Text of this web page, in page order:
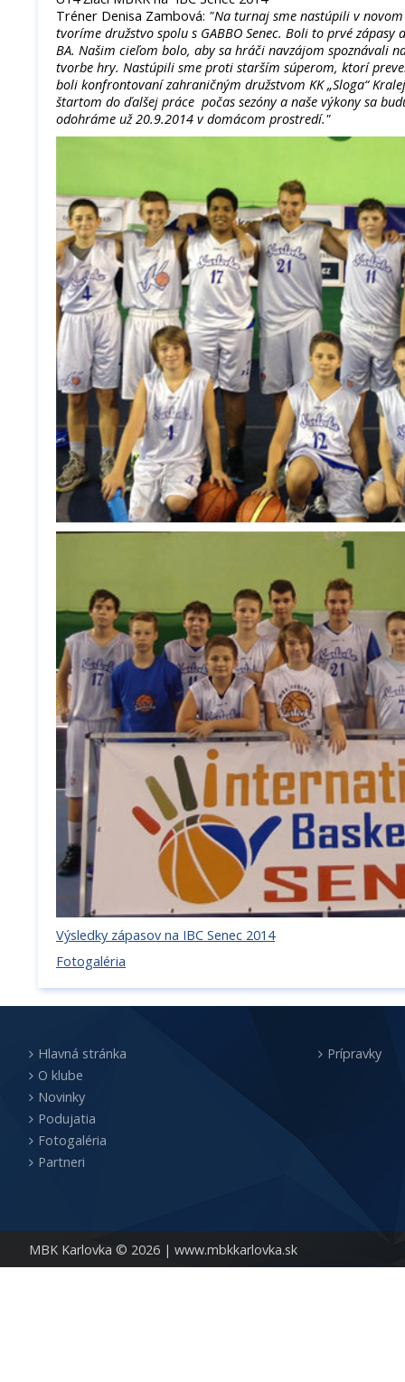
Tréner Denisa Zambová: "Na turnaj sme nastúpili v
tvoríme družstvo spolu s GABBO Senec. Boli to prvé zápasy
BA. Našim cieľom bolo, aby sa hráči navzájom spoznávali
tvorbe hry. Nastúpili sme proti starším súperom, ktorí
boli konfrontovaní zahraničným družstvom KK „Sloga“
štartom do ďalšej práce počas sezóny a naše výkony sa
odohráme už 20.9.2014 v domácom prostredí."
Výsledky zápasov na IBC Senec 2014
Fotogaléria
MBK Karlovka © 2026 | www.mbkkarlovka.sk
Hlavná stránka
O klube
Novinky
Podujatia
Fotogaléria
Partneri
Prípravky